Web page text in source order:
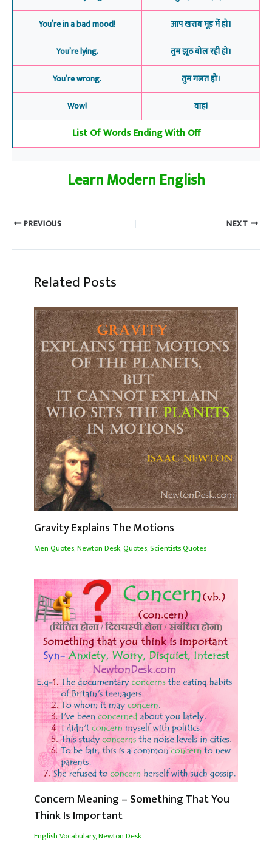
You’re in a bad mood! आप खराब मूड में हो।
You’re lying. तुम झूठ बोल रही हो।
You’re wrong. तुम गलत हो।
Wow! वाह!
List Of Words Ending With Off
Learn Modern English
PREVIOUS NEXT
Related Posts
Gravity Explains The Motions
Men Quotes,Newton Desk,Quotes,Scientists Quotes
Concern Meaning – Something That You
Think Is Important
English Vocabulary,Newton Desk